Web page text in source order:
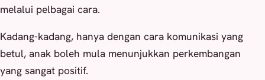
melalui pelbagai cara.
Kadang-kadang, hanya dengan cara komunikasi yang
betul, anak boleh mula menunjukkan perkembangan
yang sangat positif.